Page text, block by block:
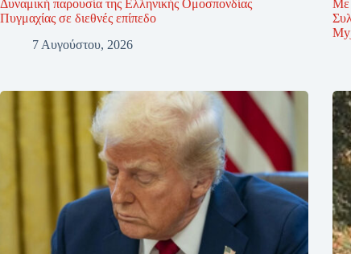
Δυναμική παρουσία της Ελληνικής Ομοσπονδίας
Πυγμαχίας σε διεθνές επίπεδο
7 Αυγούστου, 2026
Με